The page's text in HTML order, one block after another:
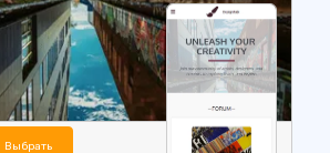
Выбрать